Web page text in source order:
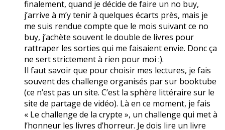
finalement, quand je décide de faire un no buy,
j’arrive à m’y tenir à quelques écarts près, mais je
me suis rendue compte que le mois suivant ce no
buy, j’achète souvent le double de livres pour
rattraper les sorties qui me faisaient envie. Donc ça
ne sert strictement à rien pour moi :).
Il faut savoir que pour choisir mes lectures, je fais
souvent des challenge organisés par sur booktube
(ce n’est pas un site. C’est la sphère littéraire sur le
site de partage de vidéo). Là en ce moment, je fais
« Le challenge de la crypte », un challenge qui met à
l’honneur les livres d’horreur. Je dois lire un livre